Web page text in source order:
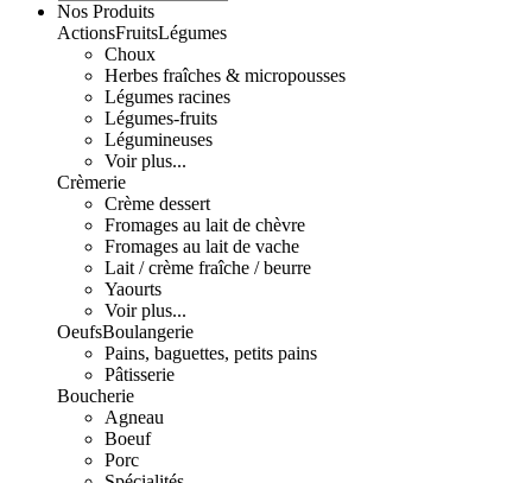
Nos Produits
ActionsFruitsLégumes
Choux
Herbes fraîches & micropousses
Légumes racines
Légumes-fruits
Légumineuses
Voir plus...
Crèmerie
Crème dessert
Fromages au lait de chèvre
Fromages au lait de vache
Lait / crème fraîche / beurre
Yaourts
Voir plus...
OeufsBoulangerie
Pains, baguettes, petits pains
Pâtisserie
Boucherie
Agneau
Boeuf
Porc